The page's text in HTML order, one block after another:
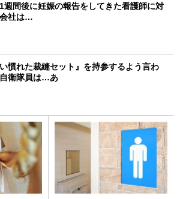
週間後に妊娠の報告をしてきた看護師に対
社は…
い慣れた裁縫セット』を持参するよう言わ
衛隊員は…あ